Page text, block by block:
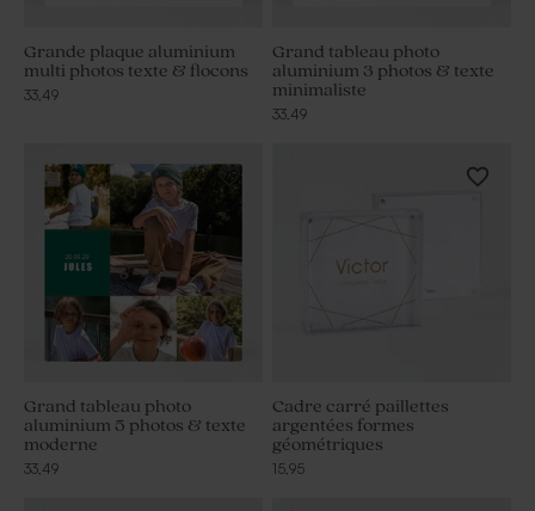
Grande plaque aluminium
multi photos texte & flocons
33,49
Grand tableau photo
aluminium 3 photos & texte
minimaliste
33,49
Grand tableau photo
aluminium 5 photos & texte
moderne
33,49
Cadre carré paillettes
argentées formes
géométriques
15,95